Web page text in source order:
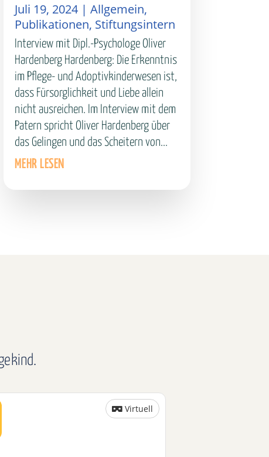
Juli 19, 2024| Allgemein,
Publikationen, Stiftungsintern
Interview mit Dipl.-Psychologe Oliver
Hardenberg Hardenberg: Die Erkenntnis
im Pflege- und Adoptivkinderwesen ist,
dass Fürsorglichkeit und Liebe allein
nicht ausreichen. Im Interview mit dem
Patern spricht Oliver Hardenberg über
das Gelingen und das Scheitern von...
MEHR LESEN
Virtuell